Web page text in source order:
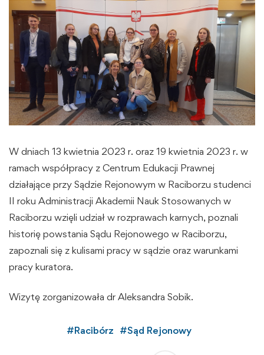
W dniach 13 kwietnia 2023 r. oraz 19 kwietnia 2023 r. w
ramach współpracy z Centrum Edukacji Prawnej
działające przy Sądzie Rejonowym w Raciborzu studenci
II roku Administracji Akademii Nauk Stosowanych w
Raciborzu wzięli udział w rozprawach karnych, poznali
historię powstania Sądu Rejonowego w Raciborzu,
zapoznali się z kulisami pracy w sądzie oraz warunkami
pracy kuratora.
Wizytę zorganizowała dr Aleksandra Sobik.
#Racibórz #Sąd Rejonowy